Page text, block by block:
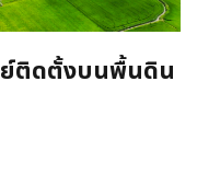
ย์ติดตั้งบนพื้นดิน